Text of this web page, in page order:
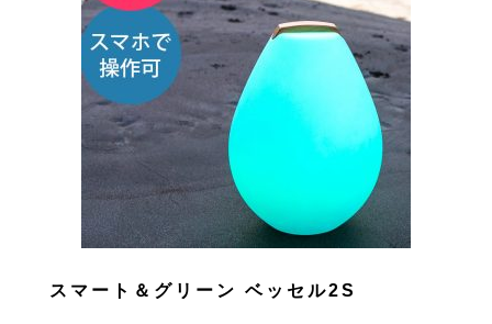
スマート＆グリーン ベッセル2S